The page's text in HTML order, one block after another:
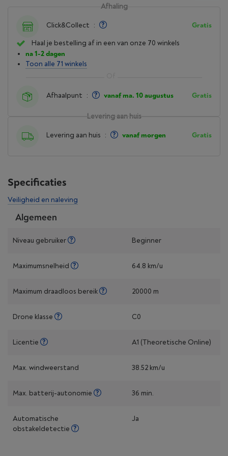
Levering aan huis
Levering aan huis : vanaf morgen Gratis
Afhaling
Click&Collect : Gratis
Haal je bestelling af in een van onze 70 winkels
na 1-2 dagen
Toon alle 71 winkels
Afhaalpunt : vanaf ma. 10 augustus Gratis
Specificaties
Veiligheid en naleving
Algemeen
Niveau gebruiker Beginner
Maximumsnelheid 64.8 km/u
Maximum draadloos bereik 20000 m
Drone klasse C0
Licentie A1 (Theoretische Online)
Max. windweerstand 38.52 km/u
Max. batterij-autonomie 36 min.
Automatische
obstakeldetectie
Ja